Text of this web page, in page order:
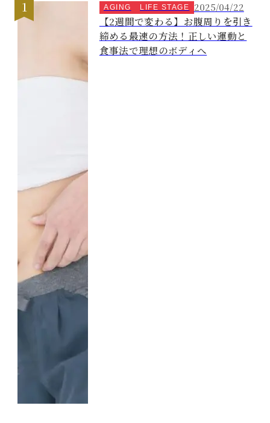
AGING LIFE STAGE 2025/04/22
【2週間で変わる】お腹周りを引き
締める最速の方法！正しい運動と
食事法で理想のボディへ